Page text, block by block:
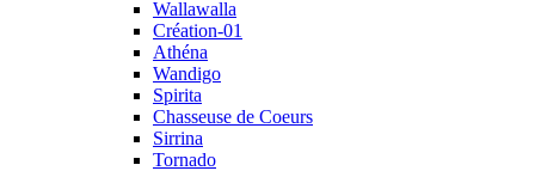
Wallawalla
Création-01
Athéna
Wandigo
Spirita
Chasseuse de Coeurs
Sirrina
Tornado